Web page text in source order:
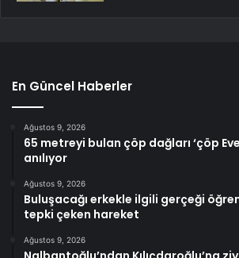
En Güncel Haberler
Ağustos 9, 2026
65 metreyi bulan çöp dağları ‘çöp
anılıyor
Ağustos 9, 2026
Buluşacağı erkekle ilgili gerçeği
tepki çeken hareket
Ağustos 9, 2026